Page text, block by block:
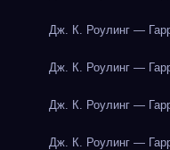
Дж. К. Роулинг —
Дж. К. Роулинг —
Дж. К. Роулинг —
Дж. К. Роулинг —